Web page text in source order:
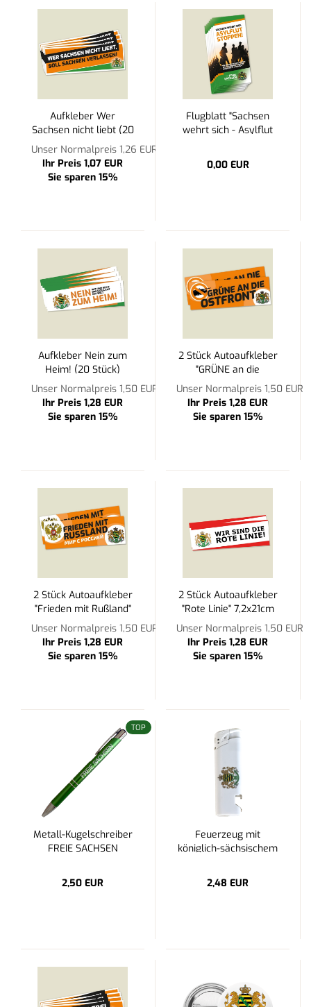
Aufkleber Wer
Sachsen nicht liebt (20
Stück)
Unser Normalpreis 1,26 EUR
Ihr Preis 1,07 EUR
Sie sparen 15%
Flugblatt "Sachsen
wehrt sich - Asylflut
0,00 EUR
Aufkleber Nein zum
Heim! (20 Stück)
Unser Normalpreis 1,50 EUR
Ihr Preis 1,28 EUR
Sie sparen 15%
2 Stück Autoaufkleber
"GRÜNE an die
Ostfront" 7,2x21cm
PVC
Unser Normalpreis 1,50 EUR
Ihr Preis 1,28 EUR
Sie sparen 15%
2 Stück Autoaufkleber
"Frieden mit Rußland"
7,2x21cm PVC
Unser Normalpreis 1,50 EUR
Ihr Preis 1,28 EUR
Sie sparen 15%
2 Stück Autoaufkleber
"Rote Linie" 7,2x21cm
PVC
Unser Normalpreis 1,50 EUR
Ihr Preis 1,28 EUR
Sie sparen 15%
TOP
Metall-Kugelschreiber
FREIE SACHSEN
2,50 EUR
Feuerzeug mit
königlich-sächsischem
2,48 EUR